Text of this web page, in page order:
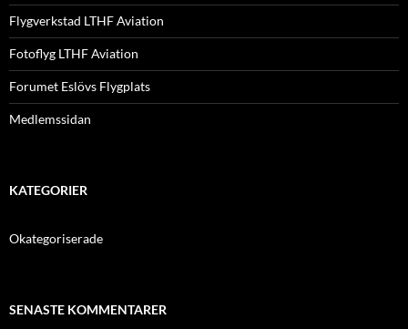
Flygverkstad LTHF Aviation
Fotoflyg LTHF Aviation
Forumet Eslövs Flygplats
Medlemssidan
KATEGORIER
Okategoriserade
SENASTE KOMMENTARER